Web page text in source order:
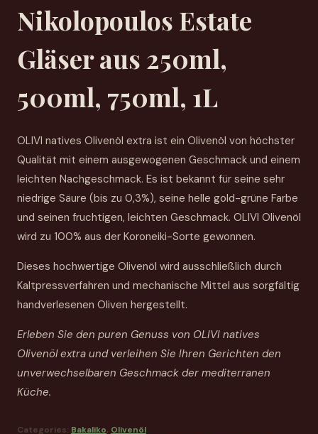
Nikolopoulos Estate
Gläser aus 250ml,
500ml, 750ml, 1L
OLIVI natives Olivenöl extra ist ein Olivenöl von höchster
Qualität mit einem ausgewogenen Geschmack und einem
leichten Nachgeschmack. Es ist bekannt für seine sehr
niedrige Säure (bis zu 0,3%), seine helle gold-grüne Farbe
und seinen fruchtigen, leichten Geschmack. OLIVI Olivenöl
wird zu 100% aus der Koroneiki-Sorte gewonnen.
Dieses hochwertige Olivenöl wird ausschließlich durch
Kaltpressverfahren und mechanische Mittel aus sorgfältig
handverlesenen Oliven hergestellt.
Erleben Sie den puren Genuss von OLIVI natives
Olivenöl extra und verleihen Sie Ihren Gerichten den
unverwechselbaren Geschmack der mediterranen
Küche.
Categories: Bakaliko, Olivenöl